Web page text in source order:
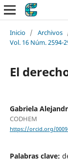
Inicio / Archivos
Vol. 16 Núm. 2594-
El
Gabriela
CODHEM
https://orcid.org/
Palabras clave: